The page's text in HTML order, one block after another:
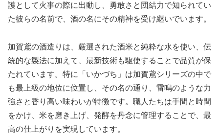
護として火事の際に出動し、勇敢さと団結力で知られてい
た彼らの名前で、酒の名にその精神を受け継いでいます。
加賀鳶の酒造りは、厳選された酒米と純粋な水を使い、伝
統的な製法に加えて、最新技術も駆使することで品質が保
たれています。特に「いかづち」は加賀鳶シリーズの中で
も最上級の地位に位置し、その名の通り、雷鳴のような力
強さと香り高い味わいが特徴です。職人たちは手間と時間
をかけ、米を磨き上げ、発酵を丹念に管理することで、最
高の仕上がりを実現しています。